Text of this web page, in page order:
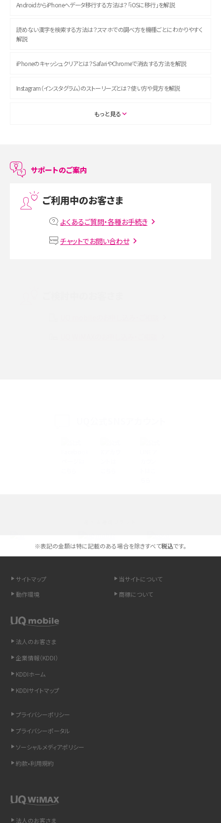
AndroidからiPhoneへデータ移行する方法は？「iOSに移行」を解説
読めない漢字を検索する方法は？スマホでの調べ方を機種ごとにわかりやすく
解説
iPhoneのキャッシュクリアとは？SafariやChromeで消去する方法を解説
Instagram（インスタグラム）のストーリーズとは？使い方や見方を解説
ASMRとは？初心者向けの代表ジャンルや楽しみ方を解説
LINEで友だちを削除する方法は？方法ごとの影響や復活・復元する方法も解説
MNOとは？MVNOやMVNEとの違いやメリット・デメリットを解説
VPN接続とは？仕組みや必要性、メリット・デメリット、接続方法を解説
高校生にスマホ制限は必要？所持率やメリット・デメリットを詳しく紹介
スマホのネット通信速度が遅い原因は？すぐできる対処法や見直すポイントを解
説
を解説
LINEの引き継ぎ方法は？対象データや事前準備・条件・注意点などを解説
非通知設定とは？184で電話をかける方法やiPhone・Androidの設定を解説
iCloudの使用容量を減らす9つの方法！使用状況の確認手順も紹介
リプライ機能とは？LINE、X（旧Twitter）、Instagram、TikTokで送る方法を解説
もっと見る
サポートのご案内
ご利用中のお客さま
よくあるご質問・各種お手続き
チャットでお問い合わせ
※表記の金額は特に記載のある場合を除きすべて税込です。
サイトマップ
当サイトについて
動作環境
商標について
法人のお客さま
企業情報（KDDI）
KDDIホーム
KDDIサイトマップ
プライバシーポリシー
プライバシーポータル
ソーシャルメディアポリシー
約款•利用規約
法人のお客さま